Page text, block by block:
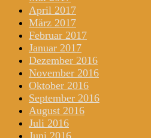
April 2017
März 2017
Februar 2017
Januar 2017
Dezember 2016
November 2016
Oktober 2016
September 2016
August 2016
Juli 2016